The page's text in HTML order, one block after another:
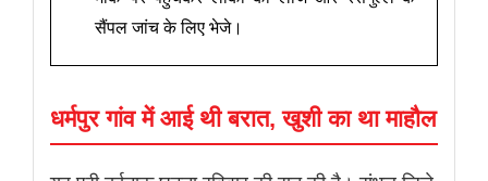
सैंपल जांच के लिए भेजे।
धर्मपुर गांव में आई थी बरात, खुशी का था माहौल